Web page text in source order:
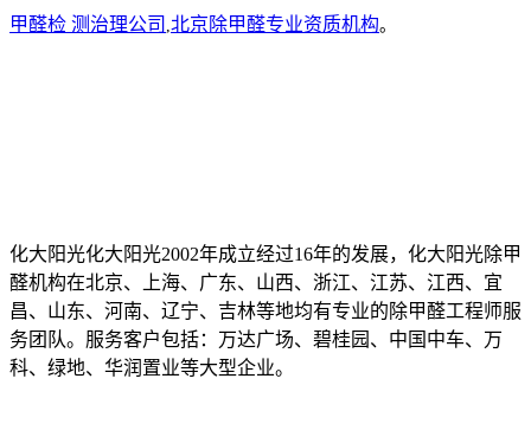
甲醛检 测治理公司 北京除甲醛专业资质机构。
化大阳光化大阳光2002年成立经过16年的发展，化大阳光除甲
醛机构在北京、上海、广东、山西、浙江、江苏、江西、宜
昌、山东、河南、辽宁、吉林等地均有专业的除甲醛工程师服
务团队。服务客户包括：万达广场、碧桂园、中国中车、万
科、绿地、华润置业等大型企业。